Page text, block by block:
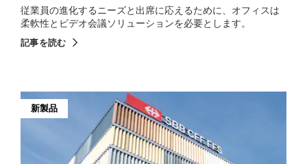
従業員の進化するニーズと出席に応えるために、オフィスは
柔軟性とビデオ会議ソリューションを必要とします。
記事を読む
新製品